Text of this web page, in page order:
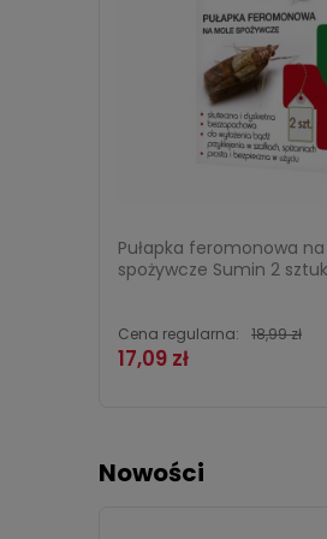
Pułapka feromonowa
spożywcze Sumin 2
17,09 zł
Cena regularna: 18,99 zł
Nowości